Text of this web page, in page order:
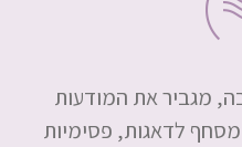
מגביר את המודעות
לדאגות, פסימיות